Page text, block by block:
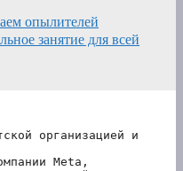
опылителей
занятие для всей
организацией и
Meta,